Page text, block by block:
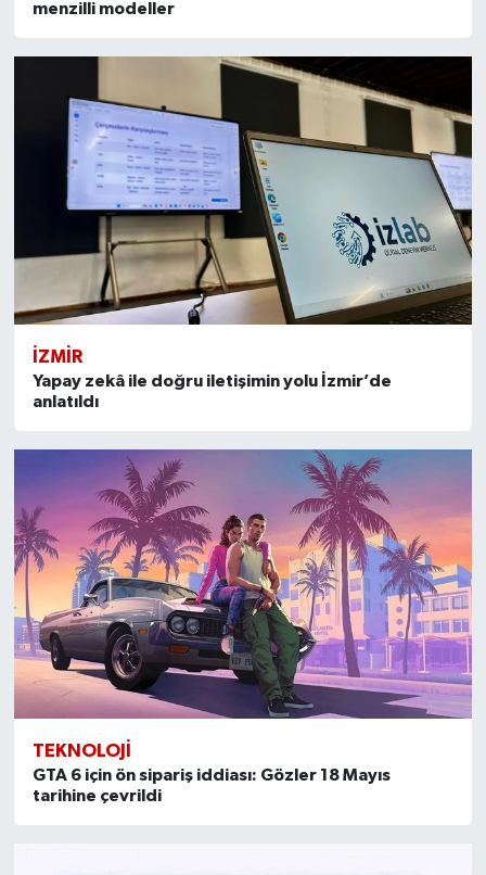
menzilli modeller
İZMIR
Yapay zekâ ile doğru iletişimin yolu İzmir’de
anlatıldı
TEKNOLOJI
GTA 6 için ön sipariş iddiası: Gözler 18 Mayıs
tarihine çevrildi